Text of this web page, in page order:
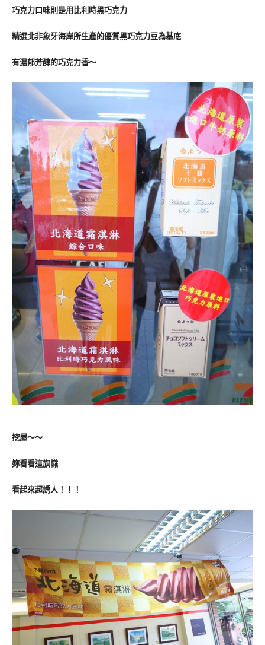
巧克力口味則是用比利時黑巧克力
精選北非象牙海岸所生產的優質黑巧克力豆為基底
有濃郁芳醇的巧克力香～
挖屋～～
妳看看這旗幟
看起來超誘人！！！